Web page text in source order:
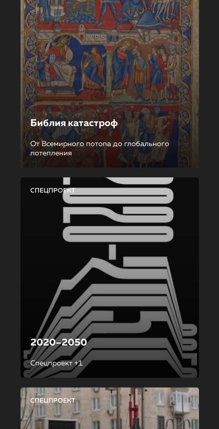
Библия катастроф
От Всемирного потопа до глобального
потепления
СПЕЦПРОЕКТ
2020–2050
Спецпроект +1
СПЕЦПРОЕКТ